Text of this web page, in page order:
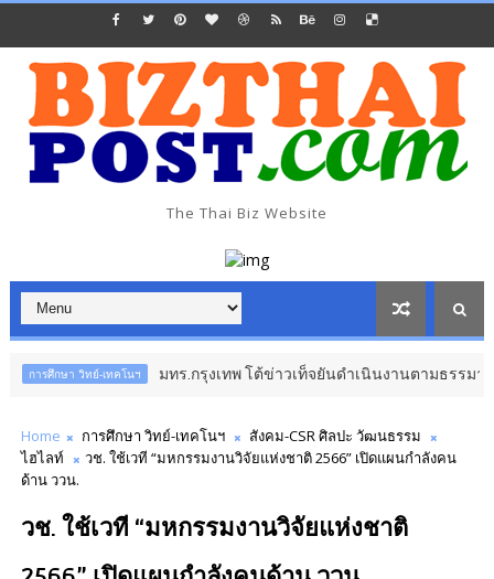
The Thai Biz Website
ย์-เทคโนฯ มทร.กรุงเทพ โต้ข่าวเท็จยันดำเนินงานตามธรรมาภิบาล จ่อดำ
Home การศึกษา วิทย์-เทคโนฯ
สังคม-CSR ศิลปะ วัฒนธรรม
ไฮไลท์
วช. ใช้เวที “มหกรรมงานวิจัยแห่งชาติ 2566” เปิดแผนกำลังคน
ด้าน ววน.
วช. ใช้เวที “มหกรรมงานวิจัยแห่งชาติ